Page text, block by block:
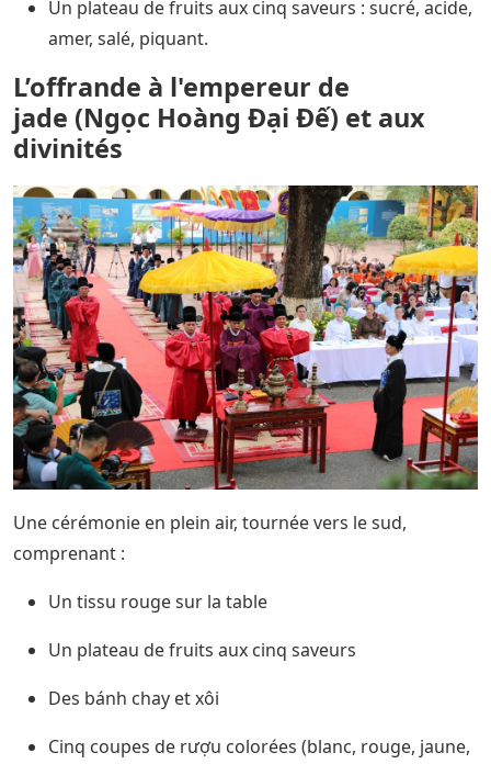
Un plateau de fruits aux cinq saveurs : sucré, acide,
amer, salé, piquant.
L’offrande à l'empereur de
jade (Ngọc Hoàng Đại Đế) et aux
divinités
Une cérémonie en plein air, tournée vers le sud,
comprenant :
Un tissu rouge sur la table
Un plateau de fruits aux cinq saveurs
Des bánh chay et xôi
Cinq coupes de rượu colorées (blanc, rouge, jaune,